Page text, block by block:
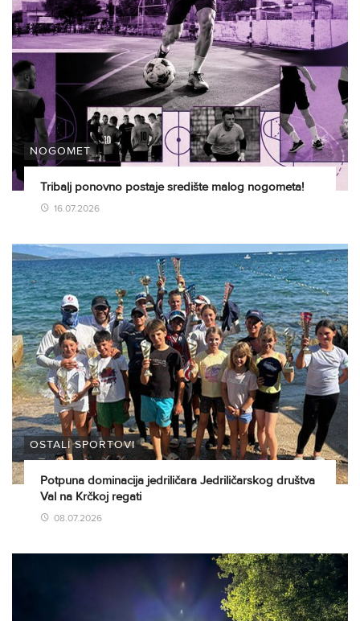
NOGOMET
Tribalj ponovno postaje središte malog nogometa!
16.07.2026
OSTALI SPORTOVI
Potpuna dominacija jedriličara Jedriličarskog društva
Val na Krčkoj regati
08.07.2026